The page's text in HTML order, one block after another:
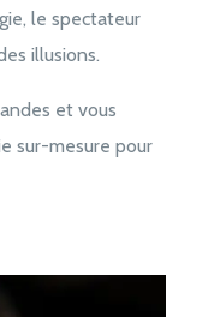
le spectateur
illusions.
et vous
sur-mesure pour